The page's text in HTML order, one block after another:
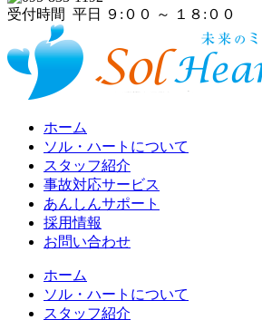
受付時間 平日 ９:００ ～ １８:００
ホーム
ソル・ハートについて
スタッフ紹介
事故対応サービス
あんしんサポート
採用情報
お問い合わせ
ホーム
ソル・ハートについて
スタッフ紹介